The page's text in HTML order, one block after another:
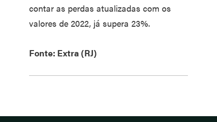
contar as perdas atualizadas com os
valores de 2022, já supera 23%.
Fonte: Extra (RJ)